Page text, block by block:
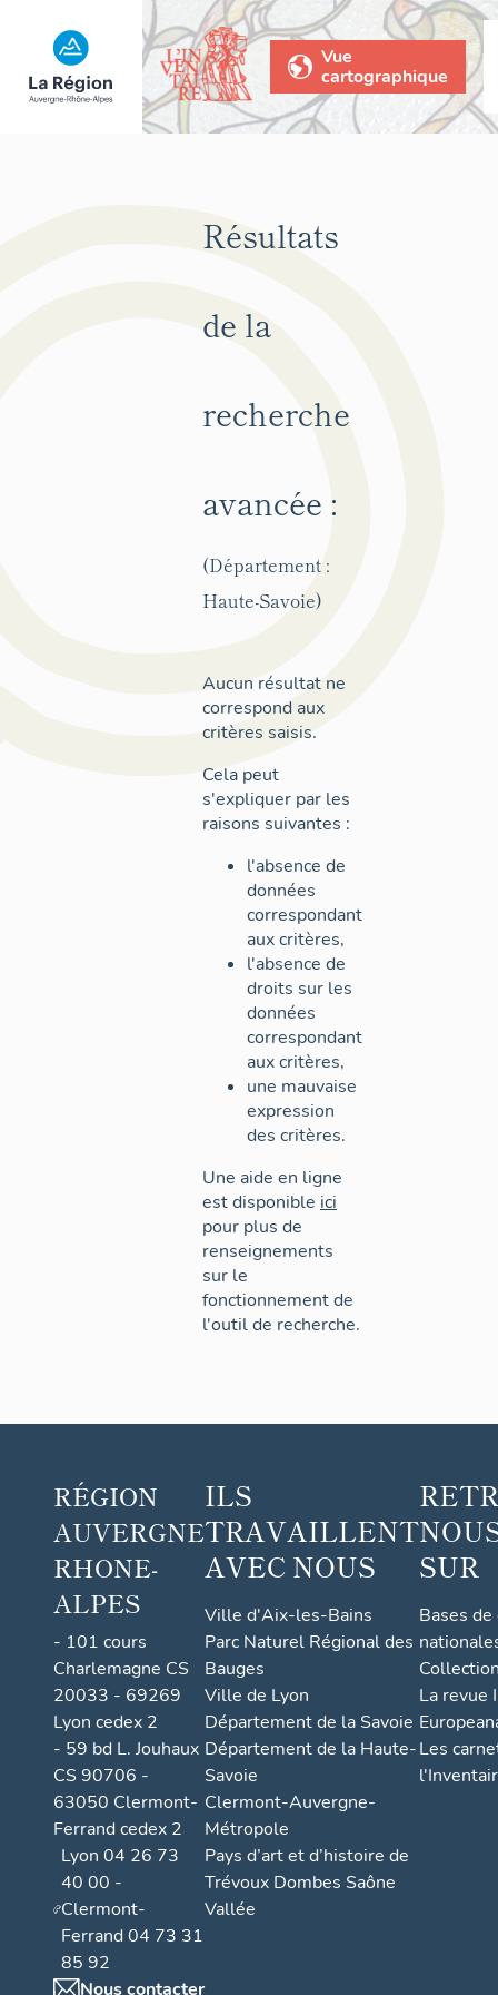
Vue
cartographique
Résultats
de la
recherche
avancée :
(Département :
Haute-Savoie)
Aucun résultat ne
correspond aux
critères saisis.
Cela peut
s'expliquer par les
raisons suivantes :
l'absence de
données
correspondant
aux critères,
l'absence de
droits sur les
données
correspondant
aux critères,
une mauvaise
expression
des critères.
Une aide en ligne
est disponible ici
pour plus de
renseignements
sur le
fonctionnement de
l'outil de recherche.
RÉGION
AUVERGNE
RHONE-
ALPES
- 101 cours
Charlemagne CS
20033 - 69269
Lyon cedex 2
- 59 bd L. Jouhaux
CS 90706 -
63050 Clermont-
Ferrand cedex 2
Lyon 04 26 73
40 00 -
Clermont-
Ferrand 04 73 31
85 92
Nous contacter
ILS
TRAVAILLENT
AVEC NOUS
Ville d'Aix-les-Bains
Parc Naturel Régional des
Bauges
Ville de Lyon
Département de la Savoie
Département de la Haute-
Savoie
Clermont-Auvergne-
Métropole
Pays d’art et d’histoire de
Trévoux Dombes Saône
Vallée
SUR
Bases
La revue
Les